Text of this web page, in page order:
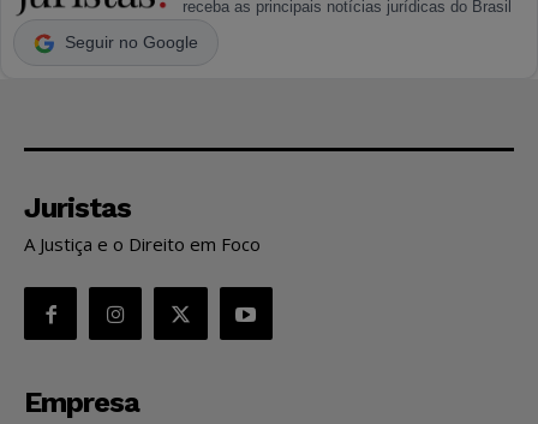
receba as principais notícias jurídicas do Brasil
Seguir no Google
Juristas
A Justiça e o Direito em Foco
Empresa